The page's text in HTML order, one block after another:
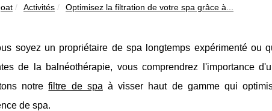
Activités Optimisez la filtration de votre spa grâce à...
soyez un propriétaire de spa longtemps expérimenté ou
de la balnéothérapie, vous comprendrez l'importance
notrefiltre de spa à visser haut de gamme qui
de spa.